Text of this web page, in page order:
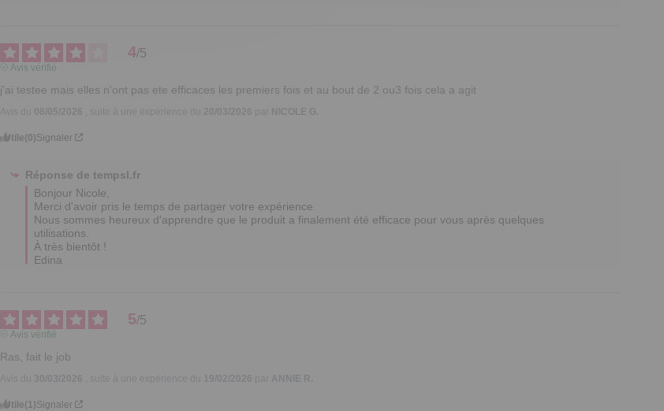
4/5
Avis vérifié
j'ai testee mais elles n'ont pas ete efficaces les premiers fois et au bout de 2 ou3 fois cela a agit
06/05/2026 , suite à une expérience du 20/03/2026 NICOLE G.
Utile(0)Signaler
Réponse detempsl.fr
Bonjour Nicole,
Merci d'avoir pris le temps de partager votre expérience.
Nous sommes heureux d'apprendre que le produit a finalement été efficace pour vous après quelques
utilisations.
À très bientôt !
Edina
5/5
Avis vérifié
Ras, fait le job
Utile(1)Signaler